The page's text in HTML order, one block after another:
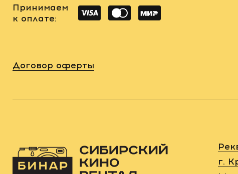
Принимаем
к оплате:
Договор оферты
г.